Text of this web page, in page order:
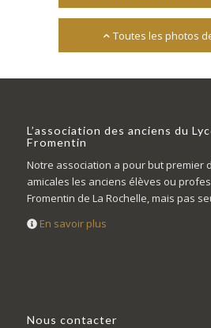
Toutes les photos
L’association des anciens du
Fromentin
Notre association a pour but premier
amicales les anciens élèves ou
Fromentin de La Rochelle, mais pas
En savoir plus
Nous contacter